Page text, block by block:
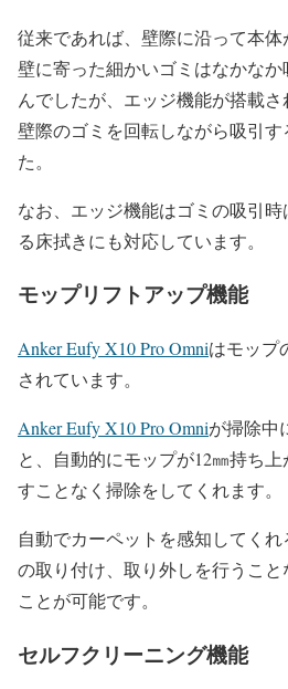
従来であれば、壁際に沿って本体
壁に寄った細かいゴミはなかな
んでしたが、エッジ機能が搭載さ
壁際のゴミを回転しながら吸引
た。
なお、エッジ機能はゴミの吸引
る床拭きにも対応しています。
モップリフトアップ機能
Anker Eufy X10 Pro Omniはモップ
されています。
Anker Eufy X10 Pro Omniが掃除中
と、自動的にモップが12㎜持ち
すことなく掃除をしてくれます。
自動でカーペットを感知してく
の取り付け、取り外しを行うこ
ことが可能です。
セルフクリーニング機能